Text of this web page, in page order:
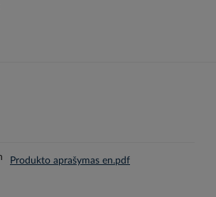
Produkto aprašymas en.pdf